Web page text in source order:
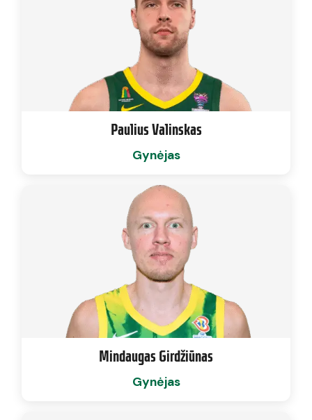
Paulius Valinskas
Gynėjas
Mindaugas Girdžiūnas
Gynėjas